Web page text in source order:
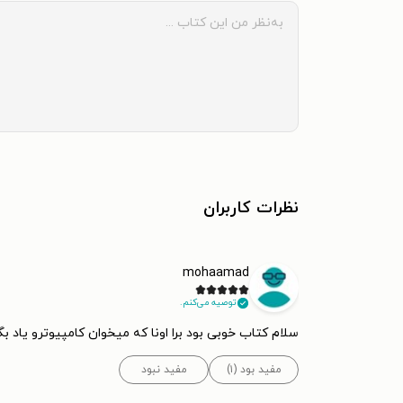
نظرات کاربران
mohaamad
توصیه می‌کنم.
سلام کتاب خوبی بود برا اونا که میخوان کامپیوترو یاد
مفید بود (۱) مفید نبود